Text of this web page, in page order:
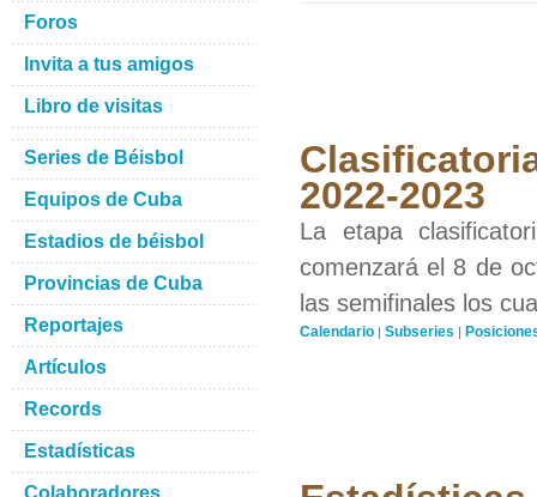
2022-2023
La etapa
comenzará el 8 de
las semifinales los
Calendario | Subseries |
Foros
Invita a tus amigos
Libro de visitas
Series de Béisbol
Equipos de Cuba
Estadios de béisbol
Provincias de Cuba
Reportajes
Artículos
Records
Estadísticas
Colaboradores